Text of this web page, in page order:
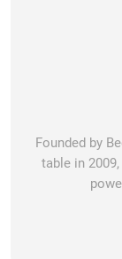
Founded by
table in